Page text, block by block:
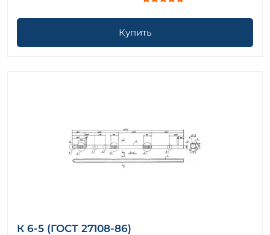
Купить
К 6-5 (ГОСТ 27108-86)